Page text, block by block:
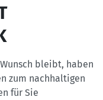
bleibt, haben
zum nachhaltigen
für Sie